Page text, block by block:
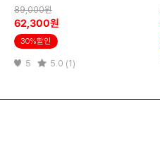
89,000원
62,300원
30%할인
5 5.0 (1)